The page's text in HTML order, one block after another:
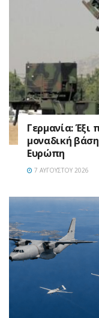
Γερμανία: Έξι
μοναδική
Ευρώπη
7 ΑΥΓΟΎΣΤΟΥ 2026